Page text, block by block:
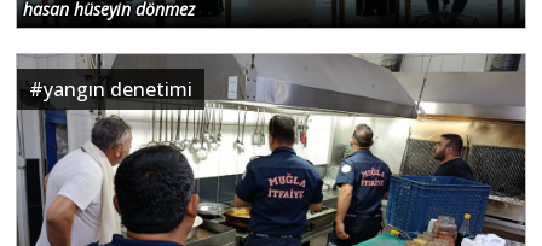
hasan hüseyin dönmez
#yangın denetimi